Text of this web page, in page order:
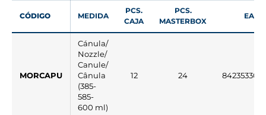
CÓDIGO MEDIDA
PCS.
CAJA
PCS.
MASTERBOX
EAN
MORCAPU
Cánula/
Nozzle/
Canule/
Cânula
(385-
585-
600 ml)
12 24